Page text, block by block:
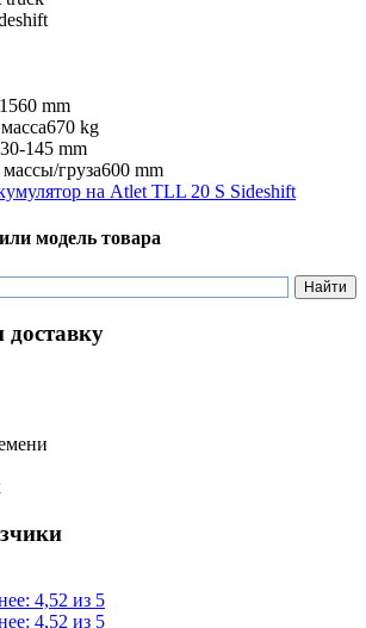
mm
670 kg
30-145 mm
груза600 mm
на Atlet TLL 20 S Sideshift
модель товара